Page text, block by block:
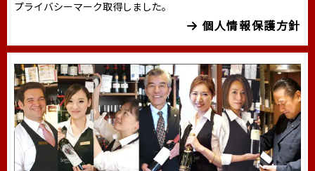
プライバシーマーク取得しました。
個人情報保護方針